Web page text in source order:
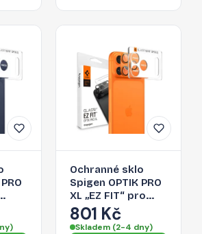
Ochranné sklo
Spigen OPTIK PRO
XL „EZ FIT“ pro
iPhone 17 Pro -
oranžové
801 Kč
Skladem (2-4 dny)